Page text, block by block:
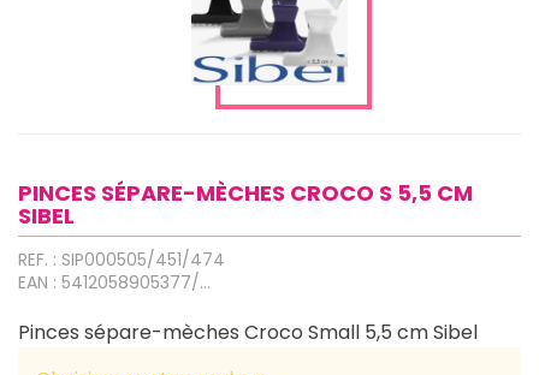
PINCES SÉPARE-MÈCHES CROCO S 5,5 CM
SIBEL
REF. : SIP000505/451/474
EAN : 5412058905377/...
Pinces sépare-mèches Croco Small 5,5 cm Sibel